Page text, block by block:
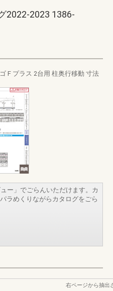
2022-2023 1386-
F プラス 2台用 柱奥行移動 寸法
ー」でごらんいただけます。カ
ラめくりながらカタログをごら
右ページから抽出